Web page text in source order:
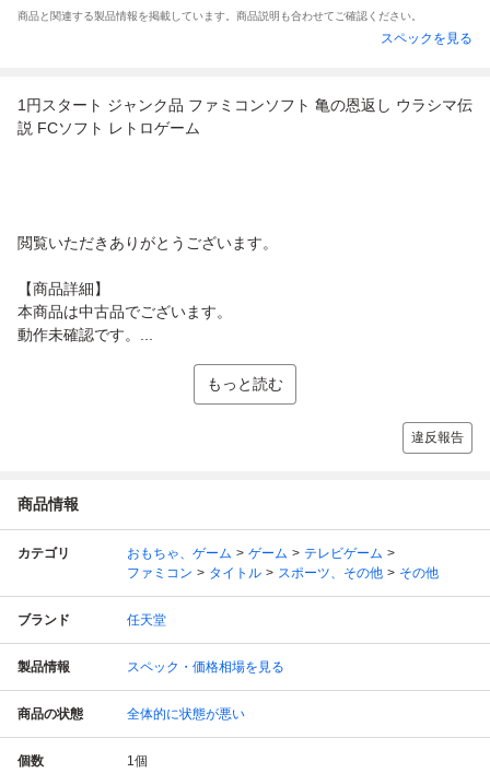
商品と関連する製品情報を掲載しています。商品説明も合わせてご確認ください。
スペックを見る
1円スタート ジャンク品 ファミコンソフト 亀の恩返し ウラシマ伝
説 FCソフト レトロゲーム
閲覧いただきありがとうございます。
【商品詳細】
本商品は中古品でございます。
動作未確認です。...
もっと読む
違反報告
商品情報
カテゴリ おもちゃ、ゲーム ゲーム
テレビゲーム
ファミコン
タイトル スポーツ、その他 その他
ブランド 任天堂
製品情報 スペック・価格相場を見る
商品の状態 全体的に状態が悪い
個数 1個